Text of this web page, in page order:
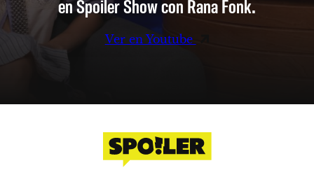
en Spoiler Show con Rana Fonk.
Ver en Youtube